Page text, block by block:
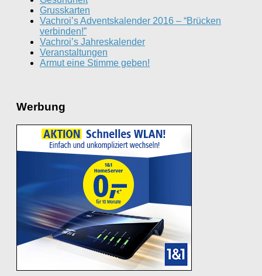
Grusskarten
Vachroi’s Adventskalender 2016 – “Brücken
verbinden!”
Vachroi’s Jahreskalender
Veranstaltungen
Armut eine Stimme geben!
Werbung